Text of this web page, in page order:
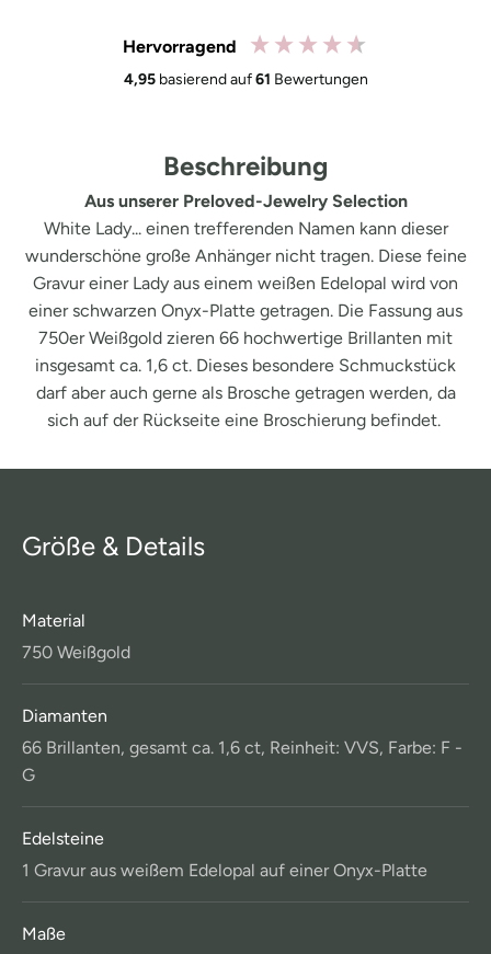
Hervorragend
4,95 basierend auf61 Bewertungen
Beschreibung
Aus unserer Preloved-Jewelry Selection
White Lady... einen trefferenden Namen kann dieser
wunderschöne große Anhänger nicht tragen. Diese feine
Gravur einer Lady aus einem weißen Edelopal wird von
einer schwarzen Onyx-Platte getragen. Die Fassung aus
750er Weißgold zieren 66 hochwertige Brillanten mit
insgesamt ca. 1,6 ct. Dieses besondere Schmuckstück
darf aber auch gerne als Brosche getragen werden, da
sich auf der Rückseite eine Broschierung befindet.
Größe & Details
Material
750 Weißgold
Diamanten
66 Brillanten, gesamt ca. 1,6 ct, Reinheit: VVS, Farbe: F -
G
Edelsteine
1 Gravur aus weißem Edelopal auf einer Onyx-Platte
Maße